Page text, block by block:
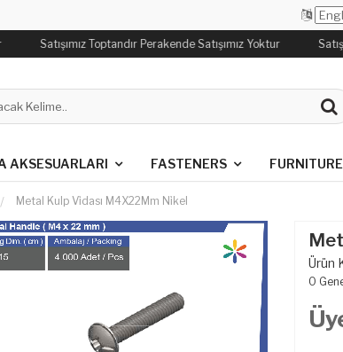
Satışımız Toptandır Perakende Satışımız Yoktur
AKSESUARLARI FASTENERS
Metal Kulp Vi̇dası M4X22Mm Ni̇kel
Ürün
0